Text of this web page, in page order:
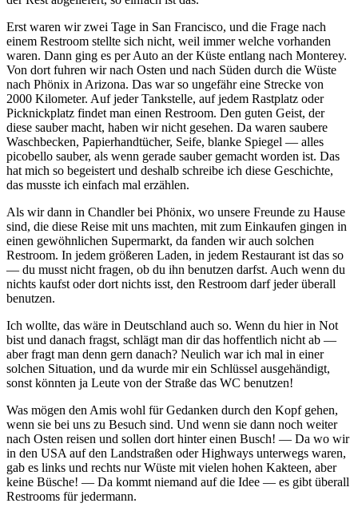
Erst waren wir zwei Tage in San Francisco, und die Frage nach
einem Restroom stellte sich nicht, weil immer welche vorhanden
waren. Dann ging es per Auto an der Küste entlang nach Monterey.
Von dort fuhren wir nach Osten und nach Süden durch die Wüste
nach Phönix in Arizona. Das war so ungefähr eine Strecke von
2000 Kilometer. Auf jeder Tankstelle, auf jedem Rastplatz oder
Picknickplatz findet man einen Restroom. Den guten Geist, der
diese sauber macht, haben wir nicht gesehen. Da waren saubere
Waschbecken, Papierhandtücher, Seife, blanke Spiegel — alles
picobello sauber, als wenn gerade sauber gemacht worden ist. Das
hat mich so begeistert und deshalb schreibe ich diese Geschichte,
das musste ich einfach mal erzählen.
Als wir dann in Chandler bei Phönix, wo unsere Freunde zu Hause
sind, die diese Reise mit uns machten, mit zum Einkaufen gingen in
einen gewöhnlichen Supermarkt, da fanden wir auch solchen
Restroom. In jedem größeren Laden, in jedem Restaurant ist das so
— du musst nicht fragen, ob du ihn benutzen darfst. Auch wenn du
nichts kaufst oder dort nichts isst, den Restroom darf jeder überall
benutzen.
Ich wollte, das wäre in Deutschland auch so. Wenn du hier in Not
bist und danach fragst, schlägt man dir das hoffentlich nicht ab —
aber fragt man denn gern danach? Neulich war ich mal in einer
solchen Situation, und da wurde mir ein Schlüssel ausgehändigt,
sonst könnten ja Leute von der Straße das WC benutzen!
Was mögen den Amis wohl für Gedanken durch den Kopf gehen,
wenn sie bei uns zu Besuch sind. Und wenn sie dann noch weiter
nach Osten reisen und sollen dort hinter einen Busch! — Da wo wir
in den USA auf den Landstraßen oder Highways unterwegs waren,
gab es links und rechts nur Wüste mit vielen hohen Kakteen, aber
keine Büsche! — Da kommt niemand auf die Idee — es gibt überall
Restrooms für jedermann.